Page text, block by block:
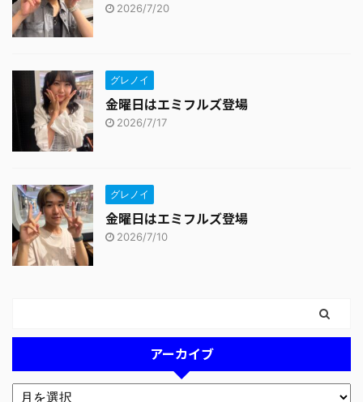
2026/7/20
グレノイ
金曜日はエミフルズ登場
2026/7/17
グレノイ
金曜日はエミフルズ登場
2026/7/10
アーカイブ